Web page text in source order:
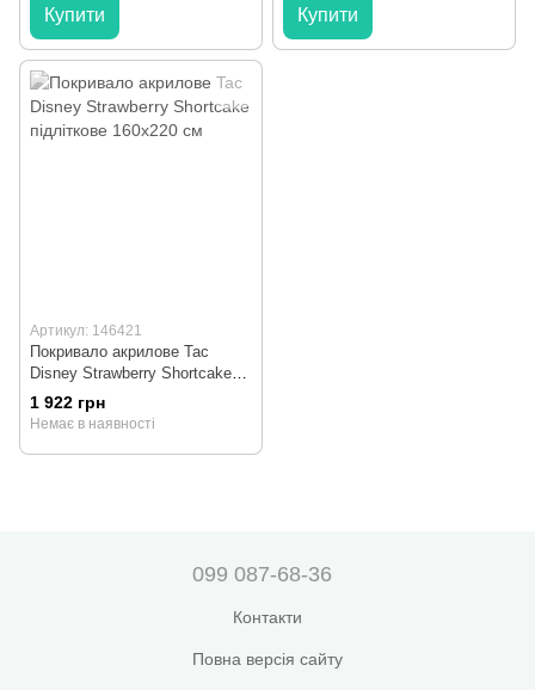
Купити Купити
Артикул: 146421
Покривало акрилове Tac
Disney Strawberry Shortcake
підліткове 160x220 см
1 922 грн
Немає в наявності
099 087-68-36
Контакти
Повна версія сайту